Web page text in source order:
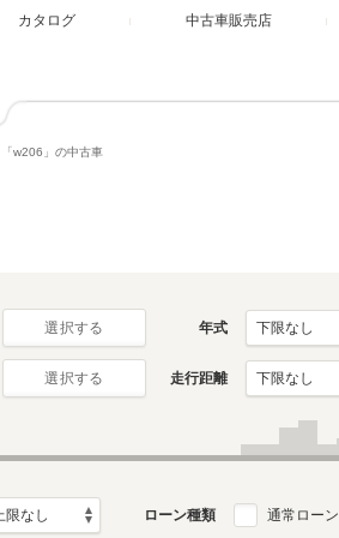
カタログ 中古車販売店
「w206」の中古車
選択する 年式
選択する 走行距離
ローン種類 通常ローン